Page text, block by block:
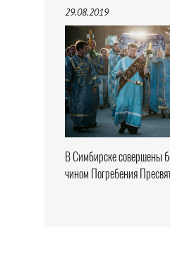
29.08.2019
В Симбирске совершены
чином Погребения